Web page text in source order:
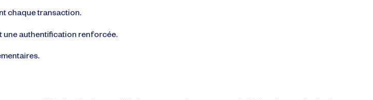
chaque transaction.
authentification renforcée.